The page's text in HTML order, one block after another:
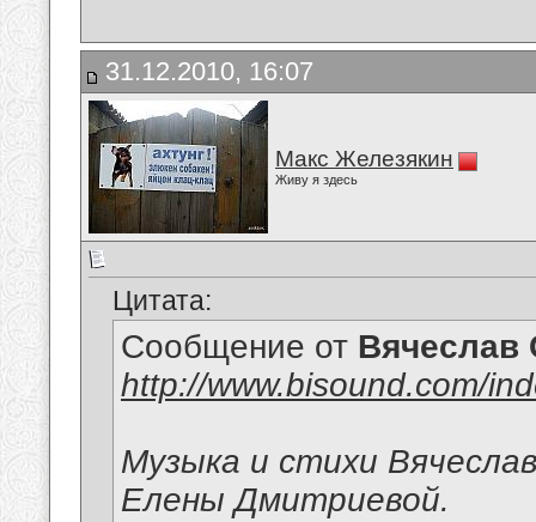
31.12.2010, 16:07
Макс Железякин
Живу я здесь
Цитата:
Сообщение от Вячеслав
http://www.bisound.com/
Музыка и стихи
Елены Дмитриевой.